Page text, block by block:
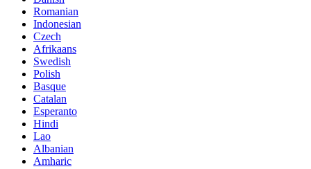
Romanian
Indonesian
Czech
Afrikaans
Swedish
Polish
Basque
Catalan
Esperanto
Hindi
Lao
Albanian
Amharic